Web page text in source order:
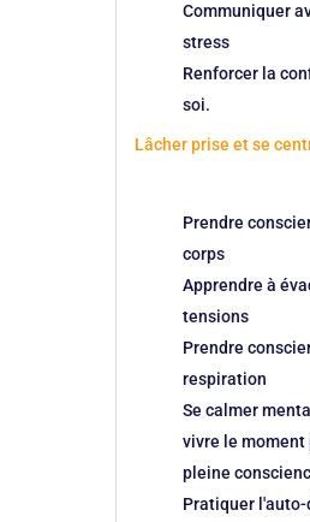
Communiquer
stress
Renforcer la
soi.
Lâcher prise et se
Prendre
corps
Apprendre à
tensions
Prendre
respiration
Se calmer
vivre le moment
pleine
Pratiquer